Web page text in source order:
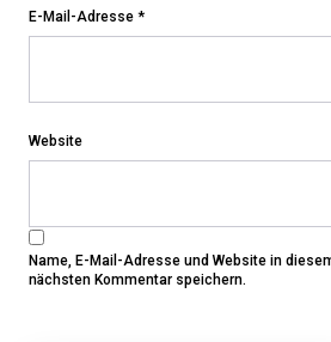
E-Mail-Adresse *
Website
Name, E-Mail-Adresse und Website in
nächsten Kommentar speichern.